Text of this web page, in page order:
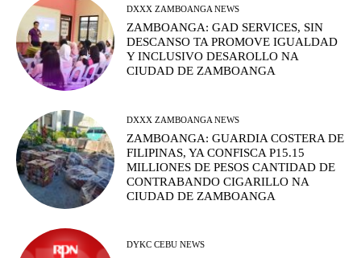
DXXX ZAMBOANGA NEWS
ZAMBOANGA: GAD SERVICES, SIN
DESCANSO TA PROMOVE IGUALDAD
Y INCLUSIVO DESAROLLO NA
CIUDAD DE ZAMBOANGA
DXXX ZAMBOANGA NEWS
ZAMBOANGA: GUARDIA COSTERA DE
FILIPINAS, YA CONFISCA P15.15
MILLIONES DE PESOS CANTIDAD DE
CONTRABANDO CIGARILLO NA
CIUDAD DE ZAMBOANGA
DYKC CEBU NEWS